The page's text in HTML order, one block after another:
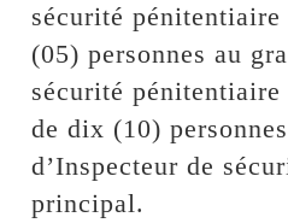
sécurité
(05) personnes au
sécurité
de dix (10)
d’Inspecteur de
principal.